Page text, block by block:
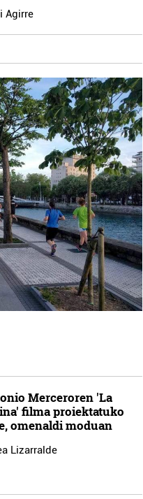
Agirre
Merceroren 'La
filma proiektatuko
omenaldi moduan
Lizarralde